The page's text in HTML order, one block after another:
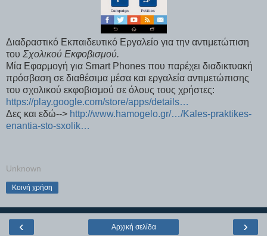
Διαδραστικό Εκπαιδευτικό Εργαλείο για την αντιμετώπιση
του Σχολικού Εκφοβισμού.
Μία Εφαρμογή για Smart Phones που παρέχει διαδικτυακή
πρόσβαση σε διαθέσιμα μέσα και εργαλεία αντιμετώπισης
του σχολικού εκφοβισμού σε όλους τους χρήστες:
https://play.google.com/store/apps/details…
Δες και εδώ--> http://www.hamogelo.gr/…/Kales-praktikes-
enantia-sto-sxolik…
Unknown
Κοινή χρήση
‹ ›
Αρχική σελίδα